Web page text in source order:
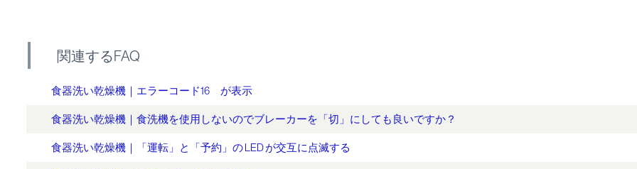
関連するFAQ
食器洗い乾燥機｜エラーコード16 が表示
食器洗い乾燥機｜食洗機を使用しないのでブレーカーを「切」にしても良いですか？
食器洗い乾燥機｜「運転」と「予約」の LED が交互に点滅する